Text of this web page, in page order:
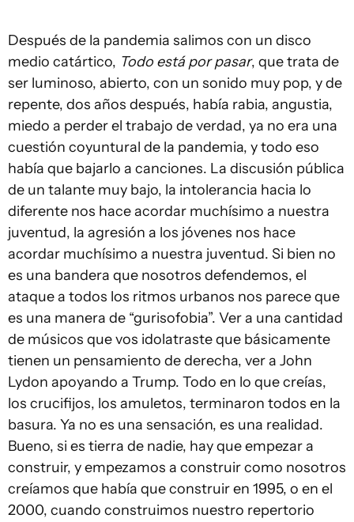
Después de la pandemia salimos con un disco
medio catártico, Todo está por pasar, que trata de
ser luminoso, abierto, con un sonido muy pop, y de
repente, dos años después, había rabia, angustia,
miedo a perder el trabajo de verdad, ya no era una
cuestión coyuntural de la pandemia, y todo eso
había que bajarlo a canciones. La discusión pública
de un talante muy bajo, la intolerancia hacia lo
diferente nos hace acordar muchísimo a nuestra
juventud, la agresión a los jóvenes nos hace
acordar muchísimo a nuestra juventud. Si bien no
es una bandera que nosotros defendemos, el
ataque a todos los ritmos urbanos nos parece que
es una manera de “gurisofobia”. Ver a una cantidad
de músicos que vos idolatraste que básicamente
tienen un pensamiento de derecha, ver a John
Lydon apoyando a Trump. Todo en lo que creías,
los crucifijos, los amuletos, terminaron todos en la
basura. Ya no es una sensación, es una realidad.
Bueno, si es tierra de nadie, hay que empezar a
construir, y empezamos a construir como nosotros
creíamos que había que construir en 1995, o en el
2000, cuando construimos nuestro repertorio